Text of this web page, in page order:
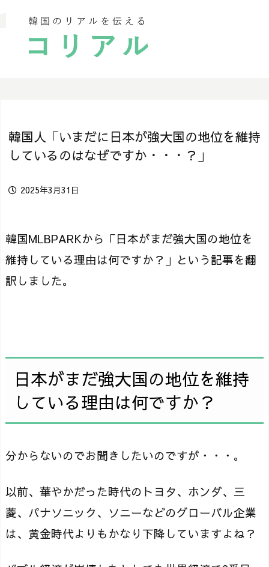
韓国人「いまだに日本が強大国の地位を維持
しているのはなぜですか・・・？」
2025年3月31日
韓国MLBPARKから「日本がまだ強大国の地位を
維持している理由は何ですか？」という記事を翻
訳しました。
日本がまだ強大国の地位を維持
している理由は何ですか？
分からないのでお聞きしたいのですが・・・。
以前、華やかだった時代のトヨタ、ホンダ、三
菱、パナソニック、ソニーなどのグローバル企業
は、黄金時代よりもかなり下降していますよね？